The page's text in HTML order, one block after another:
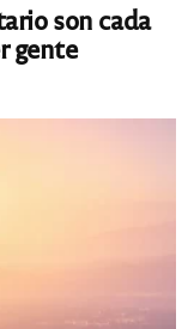
son cada
gente